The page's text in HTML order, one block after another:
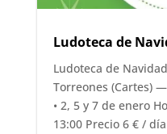
Ludoteca de
Ludoteca de
Torreones (Cartes)
• 2, 5 y 7 de enero
13:00 Precio 6 € /